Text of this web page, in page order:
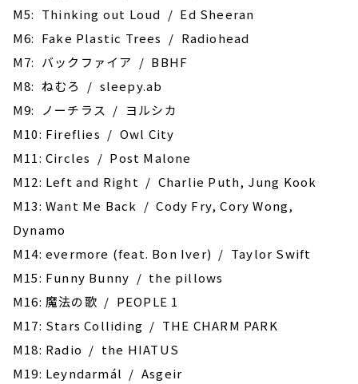
M5: Thinking out Loud / Ed Sheeran
M6: Fake Plastic Trees / Radiohead
M7: バックファイア / BBHF
M8: ねむろ / sleepy.ab
M9: ノーチラス / ヨルシカ
M10: Fireflies / Owl City
M11: Circles / Post Malone
M12: Left and Right / Charlie Puth, Jung Kook
M13: Want Me Back / Cody Fry, Cory Wong,
Dynamo
M14: evermore (feat. Bon Iver) / Taylor Swift
M15: Funny Bunny / the pillows
M16: 魔法の歌 / PEOPLE 1
M17: Stars Colliding / THE CHARM PARK
M18: Radio / the HIATUS
M19: Leyndarmál / Asgeir